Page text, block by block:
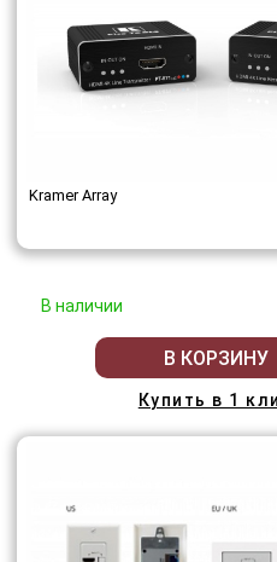
Kramer Array
В наличии
В КОРЗИНУ
Купить в 1